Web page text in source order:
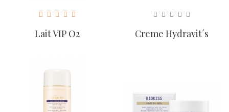
Lait VIP O2 Creme Hydravit´s